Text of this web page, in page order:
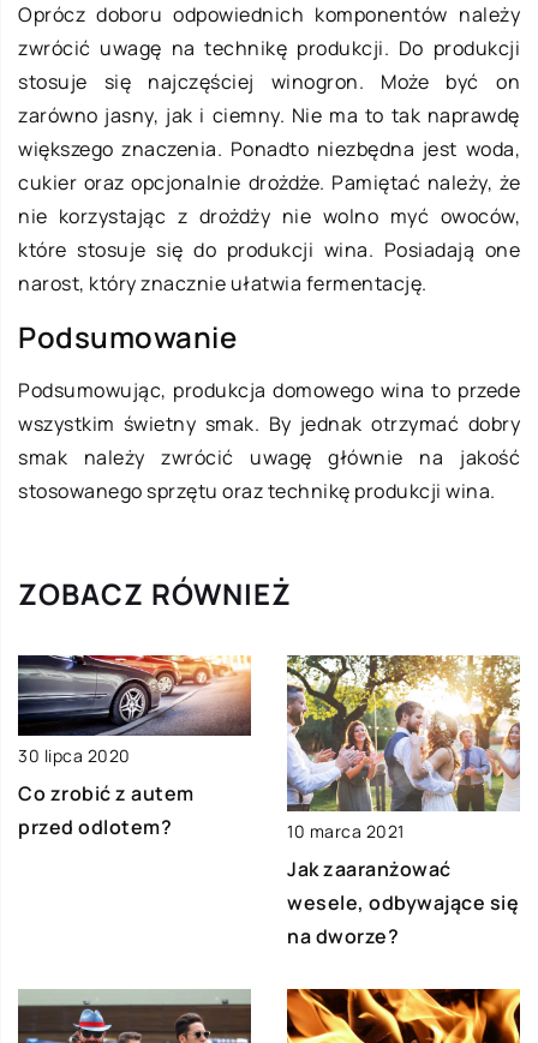
Oprócz doboru odpowiednich komponentów należy
zwrócić uwagę na technikę produkcji. Do produkcji
stosuje się najczęściej winogron. Może być on
zarówno jasny, jak i ciemny. Nie ma to tak naprawdę
większego znaczenia. Ponadto niezbędna jest woda,
cukier oraz opcjonalnie drożdże. Pamiętać należy, że
nie korzystając z drożdży nie wolno myć owoców,
które stosuje się do produkcji wina. Posiadają one
narost, który znacznie ułatwia fermentację.
Podsumowanie
Podsumowując, produkcja domowego wina to przede
wszystkim świetny smak. By jednak otrzymać dobry
smak należy zwrócić uwagę głównie na jakość
stosowanego sprzętu oraz technikę produkcji wina.
ZOBACZ RÓWNIEŻ
30 lipca 2020
Co zrobić z autem
przed odlotem?
10 marca 2021
Jak zaaranżować
wesele, odbywające się
na dworze?